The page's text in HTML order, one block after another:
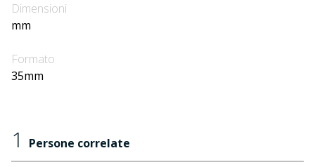
Dimensioni
mm
Formato
35mm
1 Persone correlate